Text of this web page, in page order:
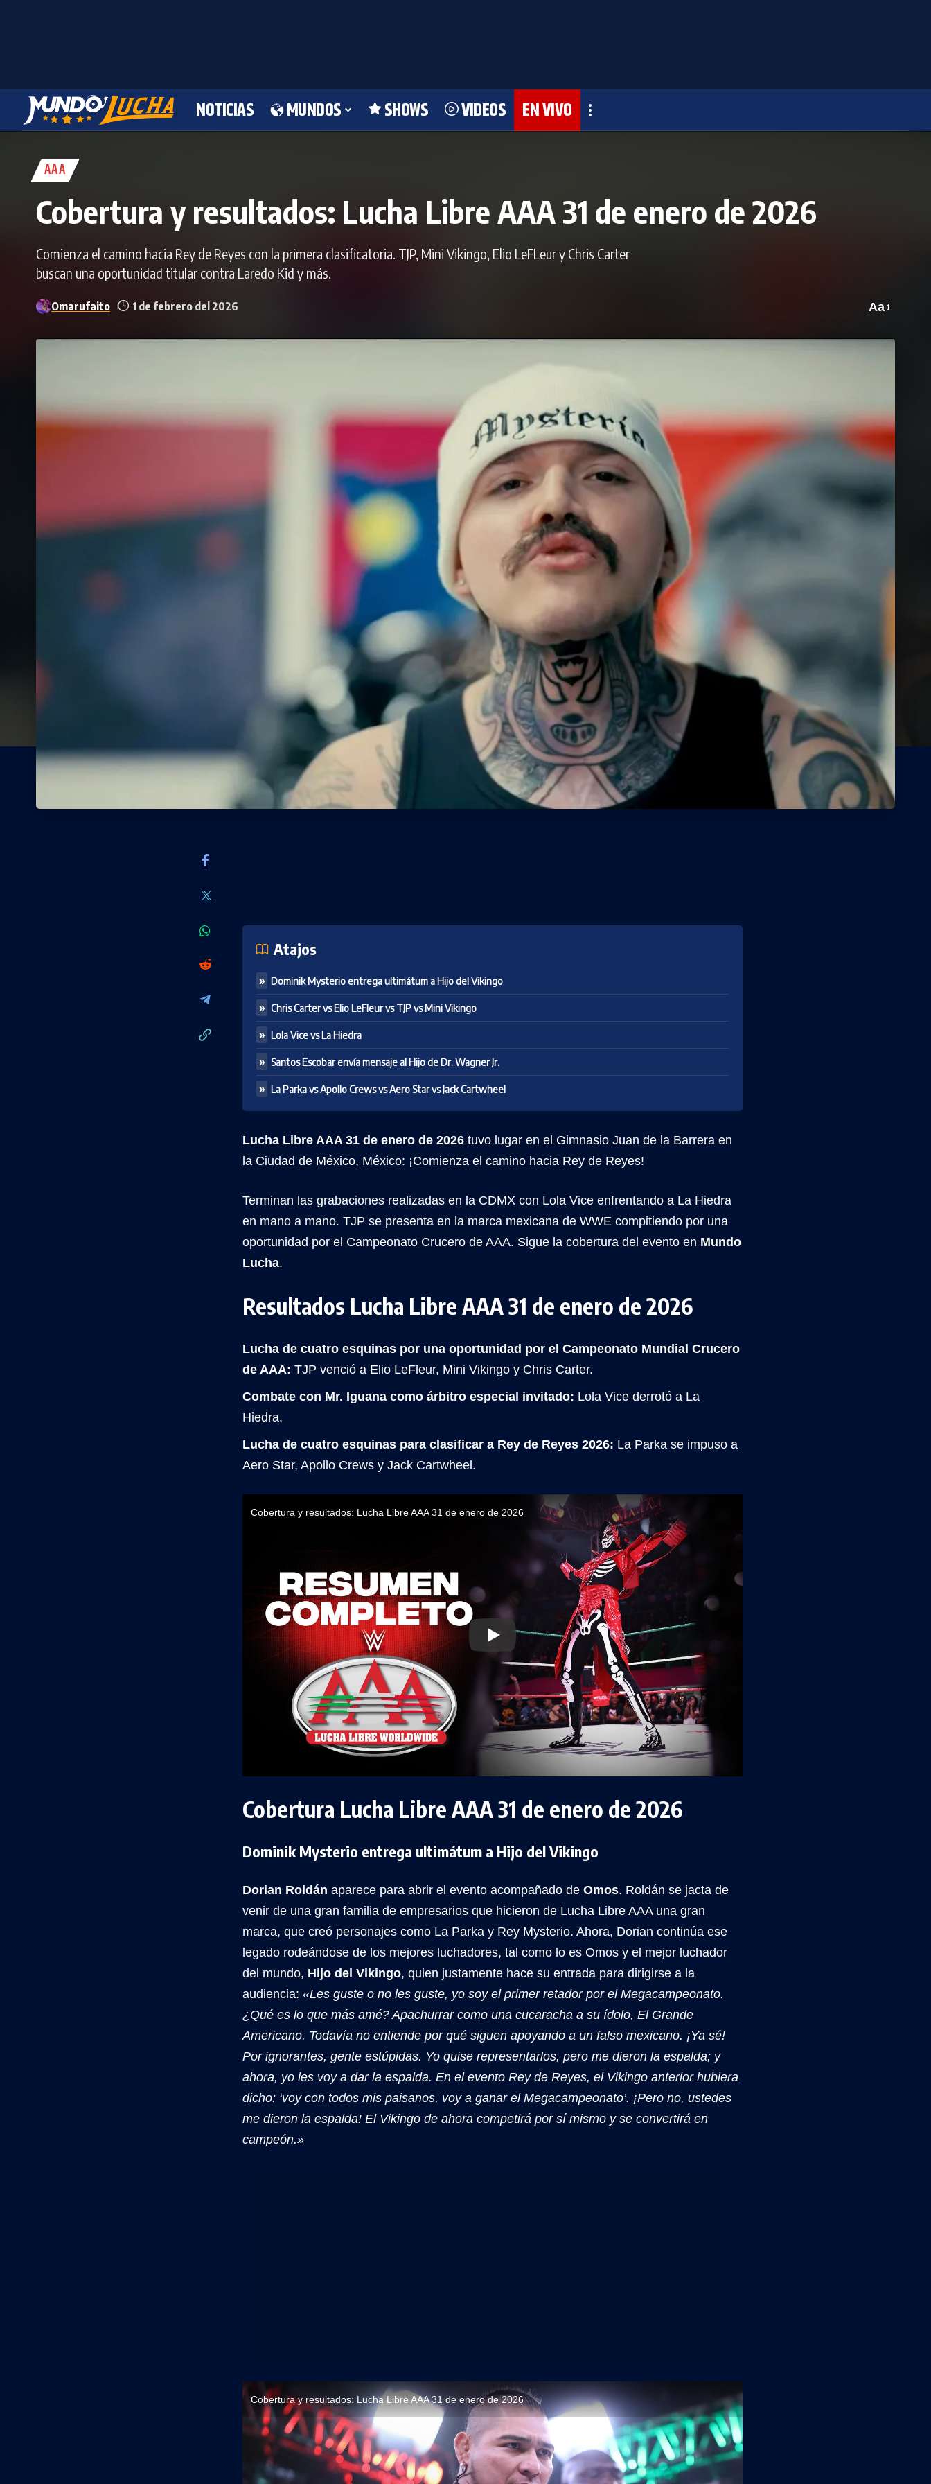
NOTICIAS MUNDOS SHOWS VIDEOS EN VIVO
AAA
Cobertura y resultados: Lucha Libre AAA 31 de enero de 2026
Comienza el camino hacia Rey de Reyes con la primera clasificatoria. TJP, Mini Vikingo, Elio LeFLeur y Chris Carter
buscan una oportunidad titular contra Laredo Kid y más.
Omarufaito 1 de febrero del 2026 Aa
Atajos
Dominik Mysterio entrega ultimátum a Hijo del Vikingo
Chris Carter vs Elio LeFleur vs TJP vs Mini Vikingo
Lola Vice vs La Hiedra
Santos Escobar envía mensaje al Hijo de Dr. Wagner Jr.
La Parka vs Apollo Crews vs Aero Star vs Jack Cartwheel
Lucha Libre AAA 31 de enero de 2026 tuvo lugar en el Gimnasio Juan de la Barrera en
la Ciudad de México, México: ¡Comienza el camino hacia Rey de Reyes!
Terminan las grabaciones realizadas en la CDMX con Lola Vice enfrentando a La Hiedra
en mano a mano. TJP se presenta en la marca mexicana de WWE compitiendo por una
oportunidad por el Campeonato Crucero de AAA. Sigue la cobertura del evento en Mundo
Lucha.
Resultados Lucha Libre AAA 31 de enero de 2026
Lucha de cuatro esquinas por una oportunidad por el Campeonato Mundial Crucero
de AAA: TJP venció a Elio LeFleur, Mini Vikingo y Chris Carter.
Combate con Mr. Iguana como árbitro especial invitado: Lola Vice derrotó a La
Hiedra.
Lucha de cuatro esquinas para clasificar a Rey de Reyes 2026: La Parka se impuso a
Aero Star, Apollo Crews y Jack Cartwheel.
Cobertura y resultados: Lucha Libre AAA 31 de enero de 2026
Cobertura Lucha Libre AAA 31 de enero de 2026
Dominik Mysterio entrega ultimátum a Hijo del Vikingo
Dorian Roldán aparece para abrir el evento acompañado de Omos. Roldán se jacta de
venir de una gran familia de empresarios que hicieron de Lucha Libre AAA una gran
marca, que creó personajes como La Parka y Rey Mysterio. Ahora, Dorian continúa ese
legado rodeándose de los mejores luchadores, tal como lo es Omos y el mejor luchador
del mundo, Hijo del Vikingo, quien justamente hace su entrada para dirigirse a la
audiencia: «Les guste o no les guste, yo soy el primer retador por el Megacampeonato.
¿Qué es lo que más amé? Apachurrar como una cucaracha a su ídolo, El Grande
Americano. Todavía no entiende por qué siguen apoyando a un falso mexicano. ¡Ya sé!
Por ignorantes, gente estúpidas. Yo quise representarlos, pero me dieron la espalda; y
ahora, yo les voy a dar la espalda. En el evento Rey de Reyes, el Vikingo anterior hubiera
dicho: ‘voy con todos mis paisanos, voy a ganar el Megacampeonato’. ¡Pero no, ustedes
me dieron la espalda! El Vikingo de ahora competirá por sí mismo y se convertirá en
campeón.»
Cobertura y resultados: Lucha Libre AAA 31 de enero de 2026